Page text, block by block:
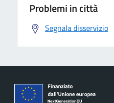
Problemi in città
Segnala disservizio